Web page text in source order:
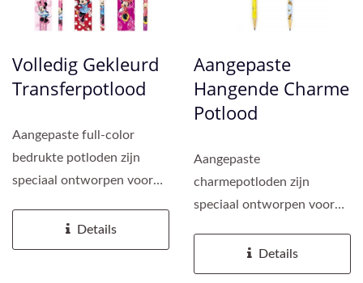
Volledig Gekleurd
Transferpotlood
Aangepaste full-color
bedrukte potloden zijn
speciaal ontworpen voor
productontwikkeling,...
Details
Aangepaste
Hangende Charme
Potlood
Aangepaste
charmepotloden zijn
speciaal ontworpen voor
merkmarketing....
Details